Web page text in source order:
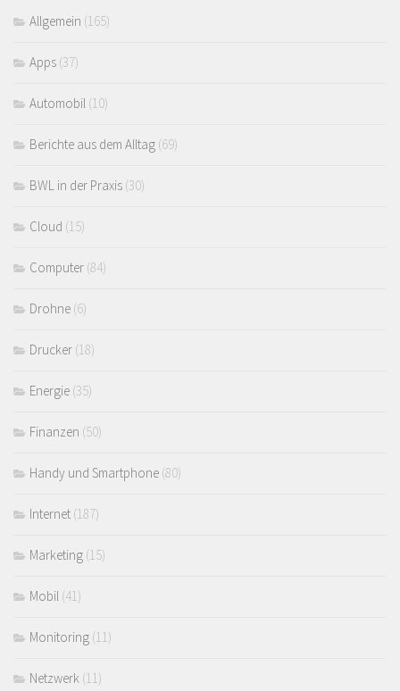
Allgemein (165)
Apps (37)
Automobil (10)
Berichte aus dem Alltag (69)
BWL in der Praxis (30)
Cloud (15)
Computer (84)
Drohne (6)
Drucker (18)
Energie (35)
Finanzen (50)
Handy und Smartphone (80)
Internet (187)
Marketing (15)
Mobil (41)
Monitoring (11)
Netzwerk (11)